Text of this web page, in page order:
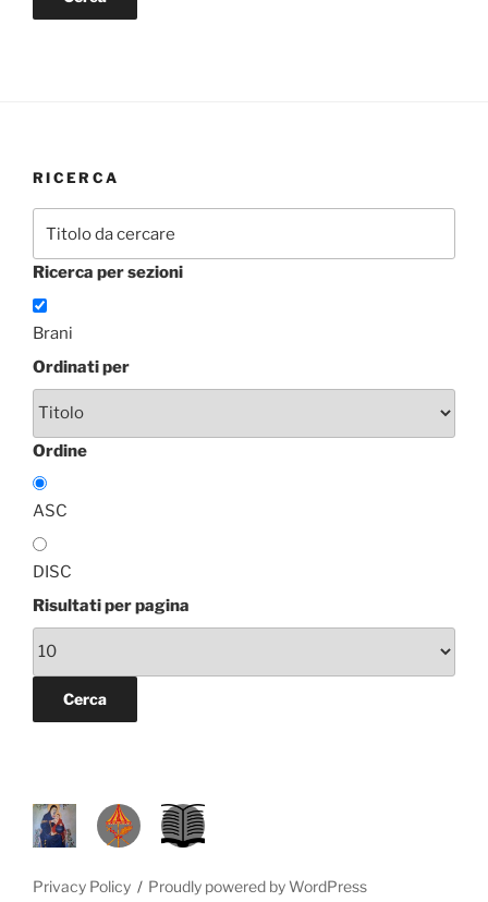
RICERCA
Ricerca per sezioni
Brani
Ordinati per
Ordine
ASC
DISC
Risultati per pagina
P
R
D
A
L
.
Privacy Policy Proudly powered by WordPress